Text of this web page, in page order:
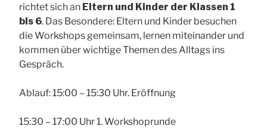
richtet sich an Eltern und Kinder der Klassen 1
bis 6. Das Besondere: Eltern und Kinder besuchen
die Workshops gemeinsam, lernen miteinander und
kommen über wichtige Themen des Alltags ins
Gespräch.
Ablauf: 15:00 – 15:30 Uhr. Eröffnung
15:30 – 17:00 Uhr 1. Workshoprunde